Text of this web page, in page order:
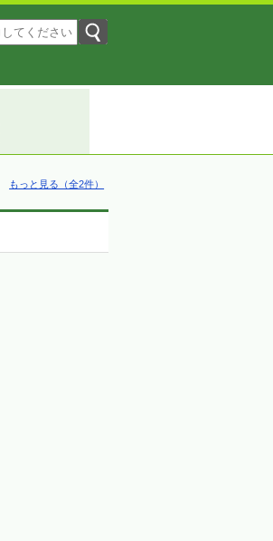
もっと見る（全2件）